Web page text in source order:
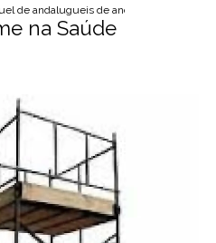
de andaimes em guarulhos
alugueis de andaime na saude
na Saúde